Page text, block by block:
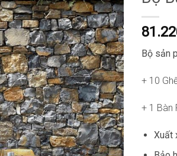
Bộ sản
+ 10
+ 1 Bàn
Xuất